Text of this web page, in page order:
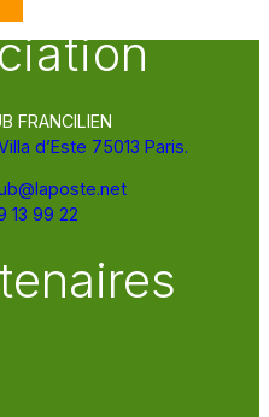
FRANCILIEN
d’Este 75013 Paris.
13 99 22